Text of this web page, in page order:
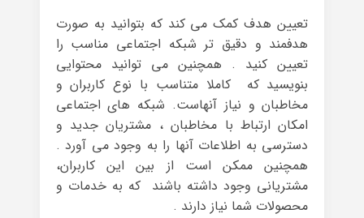
تعیین هدف کمک می کند که بتوانید به صورت
هدفمند و دقیق تر شبکه اجتماعی مناسب را
تعیین کنید . همچنین می توانید محتوایی
بنویسید که کاملا متناسب با نوع کاربران و
مخاطبان و نیاز آنهاست. شبکه های اجتماعی
امکان ارتباط با مخاطبان ، مشتریان جدید و
دسترسی به اطلاعات آنها را به وجود می آورد .
همچنین ممکن است از بین این کاربران،
مشتریانی وجود داشته باشند که به خدمات و
محصولات شما نیاز دارند .